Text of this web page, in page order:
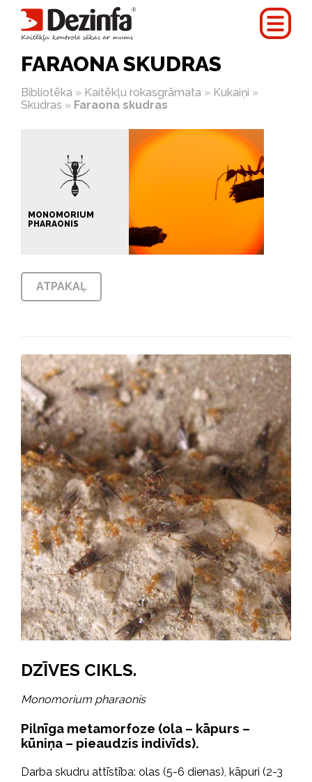
FARAONA SKUDRAS
Bibliotēka » Kaitēkļu rokasgrāmata » Kukaiņi »
Skudras » Faraona skudras
MONOMORIUM
PHARAONIS
ATPAKAĻ
DZĪVES CIKLS.
Monomorium pharaonis
Pilnīga metamorfoze (ola – kāpurs –
kūniņa – pieaudzis indivīds).
Darba skudru attīstība: olas (5-6 dienas), kāpuri (2-3